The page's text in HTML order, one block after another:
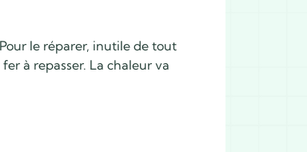
le réparer, inutile de tout
à repasser. La chaleur va